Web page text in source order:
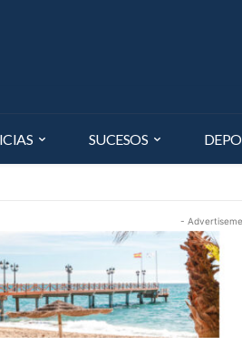
SUCESOS
-